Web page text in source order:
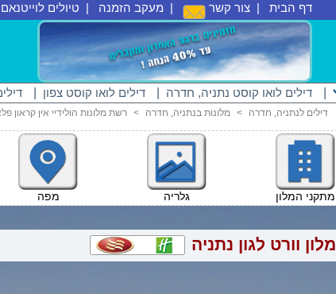
טיולים לוייטנאם | מעקב הזמנה | צור קשר | דף הבית
דילים לואו קוסט צפון דילים לואו קוסט נתניה, חדרה
רשת מלונות הולידיי אין קראון < מלונות בנתניה, חדרה < דילים לנתניה, חדרה
מפה גלריה מתקני המלון
מלון וורט לגון נתניה